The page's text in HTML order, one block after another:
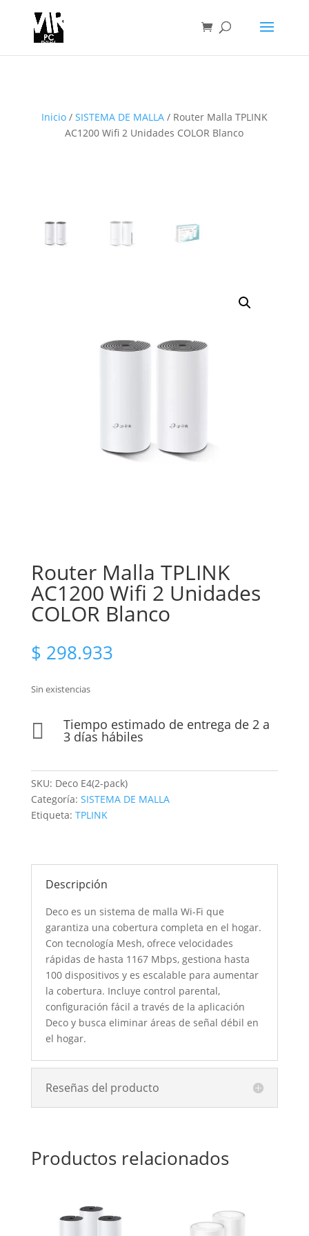
Inicio/ SISTEMA DE MALLA/ Router Malla TPLINK
AC1200 Wifi 2 Unidades COLOR Blanco
Router Malla TPLINK
AC1200 Wifi 2 Unidades
COLOR Blanco
$ 298.933
Sin existencias
 Tiempo estimado de entrega de 2 a
3 días hábiles
SKU: Deco E4(2-pack)
Categoría: SISTEMA DE MALLA
Etiqueta: TPLINK
Descripción
Deco es un sistema de malla Wi-Fi que
garantiza una cobertura completa en el hogar.
Con tecnología Mesh, ofrece velocidades
rápidas de hasta 1167 Mbps, gestiona hasta
100 dispositivos y es escalable para aumentar
la cobertura. Incluye control parental,
configuración fácil a través de la aplicación
Deco y busca eliminar áreas de señal débil en
el hogar.
Reseñas del producto
Productos relacionados